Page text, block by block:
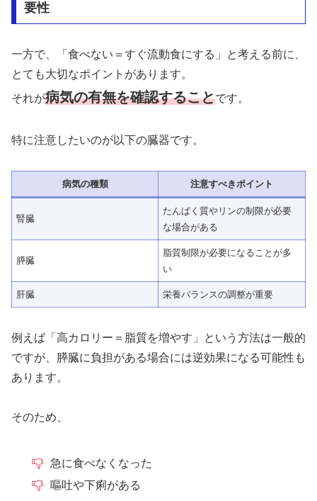
要性
一方で、「食べない＝すぐ流動食にする」と考える前に、
とても大切なポイントがあります。
それが病気の有無を確認することです。
特に注意したいのが以下の臓器です。
病気の種類 注意すべきポイント
腎臓
たんぱく質やリンの制限が必要
な場合がある
膵臓
脂質制限が必要になることが多
い
肝臓 栄養バランスの調整が重要
例えば「高カロリー＝脂質を増やす」という方法は一般的
ですが、膵臓に負担がある場合には逆効果になる可能性も
あります。
そのため、
急に食べなくなった
嘔吐や下痢がある